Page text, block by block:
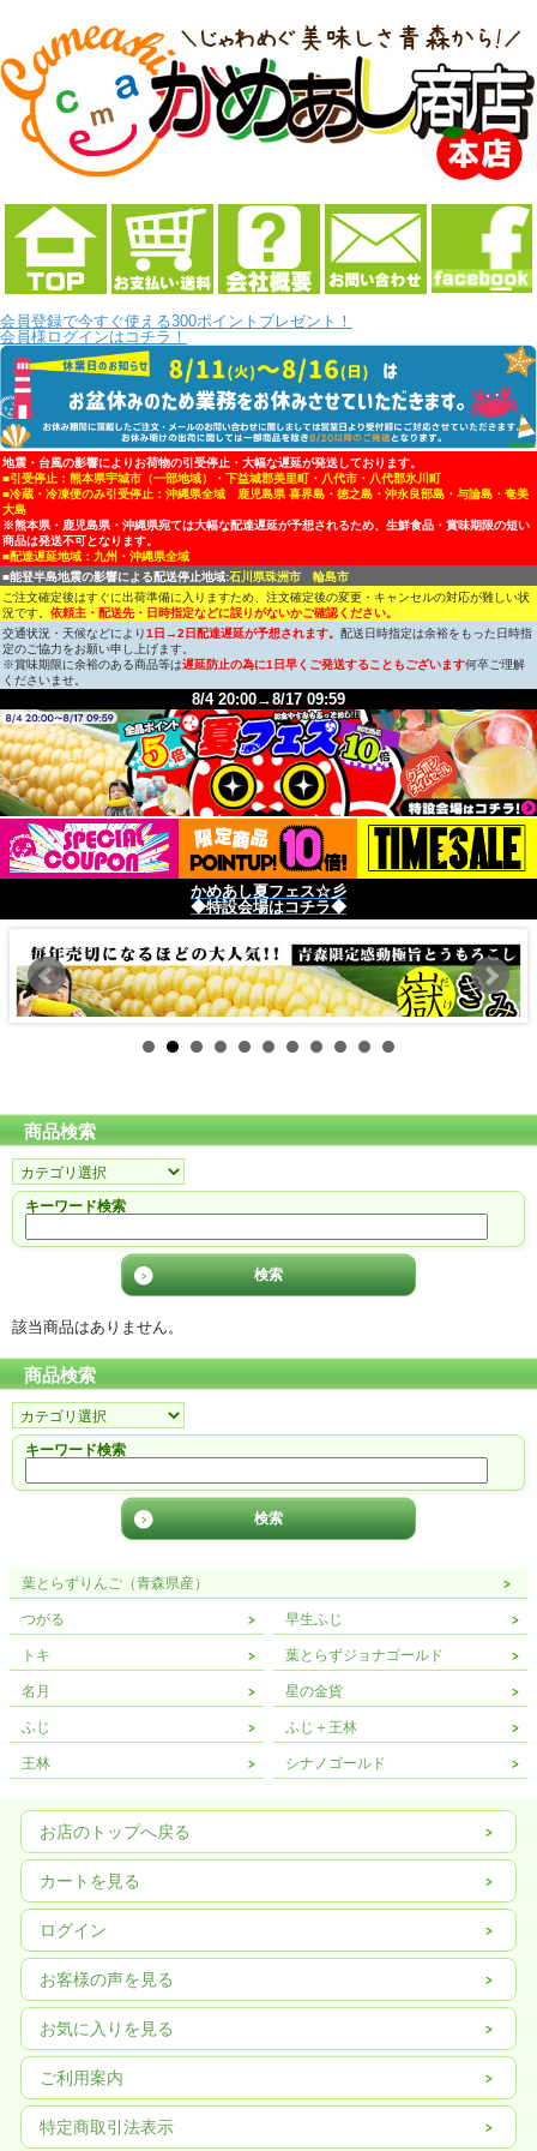
会員登録で今すぐ使える300ポイントプレゼント！
会員様ログインはコチラ！
地震・台風の影響によりお荷物の引受停止・大幅な遅延が発送しております。
■引受停止：熊本県宇城市（一部地域）・下益城郡美里町・八代市・八代郡氷川町
■冷蔵・冷凍便のみ引受停止：沖縄県全域 鹿児島県 喜界島・徳之島・沖永良部島・与論島・奄美
大島
※熊本県・鹿児島県・沖縄県宛ては大幅な配達遅延が予想されるため、生鮮食品・賞味期限の短い
商品は発送不可となります。
■配達遅延地域：九州・沖縄県全域
■能登半島地震の影響による配送停止地域:石川県珠洲市 輪島市
ご注文確定後はすぐに出荷準備に入りますため、注文確定後の変更・キャンセルの対応が難しい状
況です。 依頼主・配送先・日時指定などに誤りがないかご確認ください。
交通状況・天候などにより1日→2日配達遅延が予想されます。 配送日時指定は余裕をもった日時指
定のご協力をお願い申し上げます。
※賞味期限に余裕のある商品等は遅延防止の為に1日早くご発送することもございます何卒ご理解
くださいませ。
8/4 20:00→8/17 09:59
かめあし夏フェス☆彡
◆特設会場はコチラ◆
商品検索
キーワード検索
該当商品はありません。
商品検索
キーワード検索
葉とらずりんご（青森県産）
つがる
トキ
名月
ふじ
王林
早生ふじ
葉とらずジョナゴールド
星の金貨
ふじ＋王林
シナノゴールド
お店のトップへ戻る
カートを見る
ログイン
お客様の声を見る
お気に入りを見る
ご利用案内
特定商取引法表示